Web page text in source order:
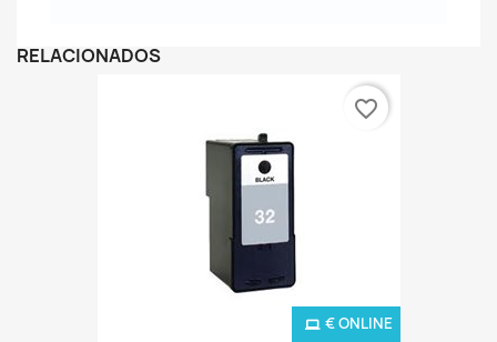
RELACIONADOS
€ ONLINE
favorite_border